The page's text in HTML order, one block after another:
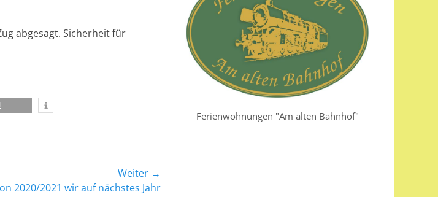
abgesagt. Sicherheit für
Weiter →
2020/2021 wir auf nächstes Jahr
Ferienwohnungen "Am alten Bahnhof"